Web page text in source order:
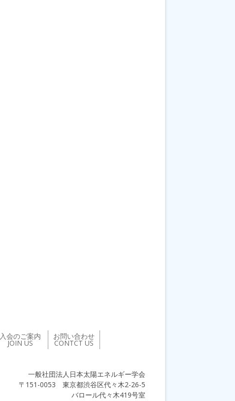
入会のご案内
JOIN US
お問い合わせ
CONTCT US
一般社団法人日本太陽エネルギー学会
〒151-0053 東京都渋谷区代々木2-26-5
バロール代々木419号室